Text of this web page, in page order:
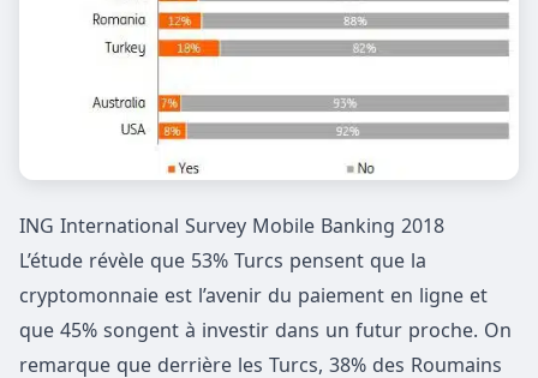
ING International Survey Mobile Banking 2018
L’étude révèle que 53% Turcs pensent que la
cryptomonnaie est l’avenir du paiement en ligne et
que 45% songent à investir dans un futur proche. On
remarque que derrière les Turcs, 38% des Roumains